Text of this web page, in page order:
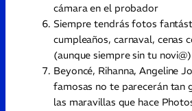
cámara en el probador
Siempre tendrás fotos
cumpleaños, carnaval, cenas
(aunque siempre sin tu novi@)
Beyoncé, Rihanna, Angeline
famosas no te parecerán tan
las maravillas que hace